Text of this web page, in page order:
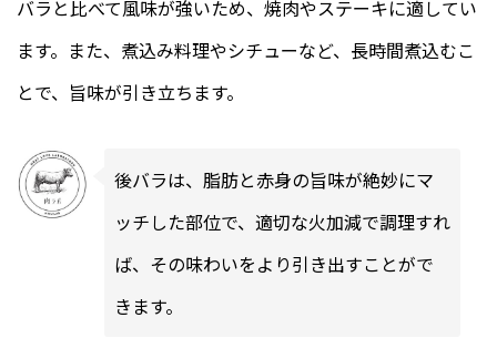
バラと比べて風味が強いため、焼肉やステーキに適してい
ます。また、煮込み料理やシチューなど、長時間煮込むこ
とで、旨味が引き立ちます。
後バラは、脂肪と赤身の旨味が絶妙にマ
ッチした部位で、適切な火加減で調理すれ
ば、その味わいをより引き出すことがで
きます。